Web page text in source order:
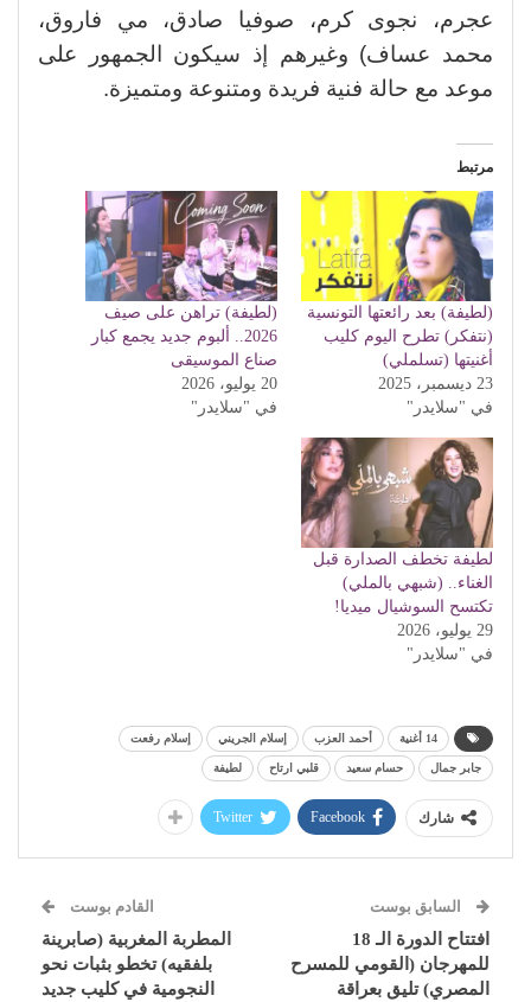
عجرم، نجوى كرم، صوفيا صادق، مي فاروق،
محمد عساف) وغيرهم إذ سيكون الجمهور على
موعد مع حالة فنية فريدة ومتنوعة ومتميزة.
مرتبط
(لطيفة) بعد رائعتها التونسية
(نتفكر) تطرح اليوم كليب
أغنيتها (تسلملي)
23 ديسمبر، 2025
في "سلايدر"
(لطيفة) تراهن على صيف
2026.. ألبوم جديد يجمع كبار
صناع الموسيقى
20 يوليو، 2026
في "سلايدر"
لطيفة تخطف الصدارة قبل
الغناء.. (شبهي بالملي)
تكتسح السوشيال ميديا!
29 يوليو، 2026
في "سلايدر"
14 أغنية أحمد العزب إسلام الجريني إسلام رفعت
جابر جمال حسام سعيد قلبي ارتاح لطيفة
شارك Facebook
Twitter
السابق بوست
افتتاح الدورة الـ 18
للمهرجان (القومي للمسرح
المصري) تليق بعراقة
القادم بوست
المطربة المغربية (صابرينة
بلفقيه) تخطو بثبات نحو
النجومية في كليب جديد